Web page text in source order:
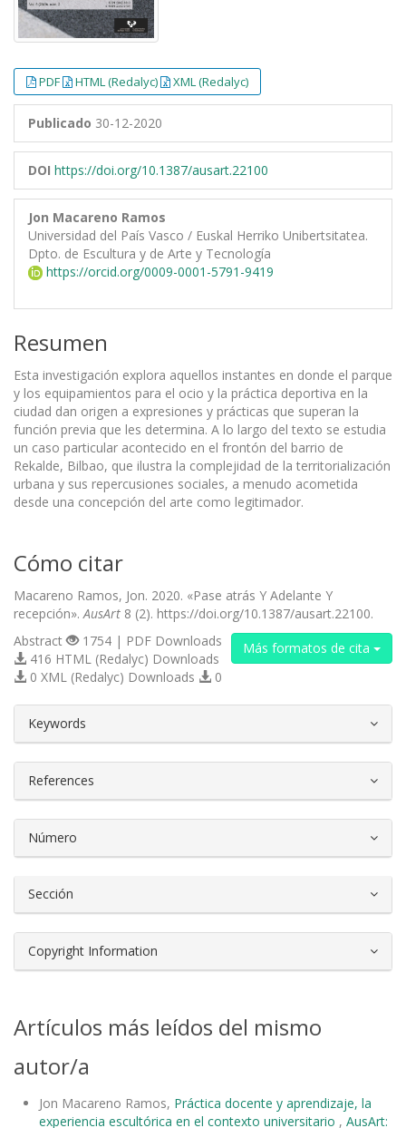
PDF HTML (Redalyc) XML (Redalyc)
Publicado 30-12-2020
DOI https://doi.org/10.1387/ausart.22100
Jon Macareno Ramos
Universidad del País Vasco / Euskal Herriko Unibertsitatea.
Dpto. de Escultura y de Arte y Tecnología
https://orcid.org/0009-0001-5791-9419
Resumen
Esta investigación explora aquellos instantes en donde el parque
y los equipamientos para el ocio y la práctica deportiva en la
ciudad dan origen a expresiones y prácticas que superan la
función previa que les determina. A lo largo del texto se estudia
un caso particular acontecido en el frontón del barrio de
Rekalde, Bilbao, que ilustra la complejidad de la territorialización
urbana y sus repercusiones sociales, a menudo acometida
desde una concepción del arte como legitimador.
Cómo citar
Macareno Ramos, Jon. 2020. «Pase atrás Y Adelante Y
recepción». AusArt 8 (2). https://doi.org/10.1387/ausart.22100.
Más formatos de cita
Abstract
1754 | PDF Downloads
416 HTML (Redalyc) Downloads
0 XML (Redalyc) Downloads
0
Keywords
References
Número
Sección
Copyright Information
Artículos más leídos del mismo
autor/a
Jon Macareno Ramos, Práctica docente y aprendizaje, la
experiencia escultórica en el contexto universitario , AusArt: